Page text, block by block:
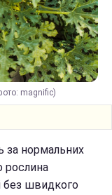
magnific)
за нормальних
рослина
без швидкого